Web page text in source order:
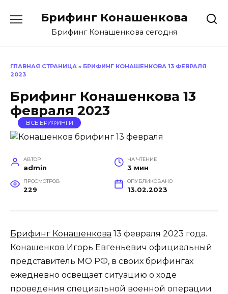
содержанию
Брифинг Конашенкова
Брифинг Конашенкова сегодня
ГЛАВНАЯ СТРАНИЦА » БРИФИНГ КОНАШЕНКОВА 13 ФЕВРАЛЯ
2023
Брифинг Конашенкова 13
февраля 2023
ВСЕ БРИФИНГИ
АВТОР
admin
НА ЧТЕНИЕ
3 мин
ПРОСМОТРОВ
229
ОПУБЛИКОВАНО
13.02.2023
Брифинг Конашенкова 13 февраля 2023 года.
Конашенков Игорь Евгеньевич официальный
представитель МО РФ, в своих брифингах
ежедневно освещает ситуацию о ходе
проведения специальной военной операции